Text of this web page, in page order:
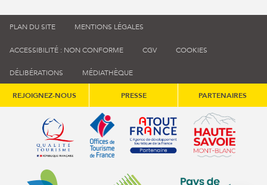
PLAN DU SITE MENTIONS LÉGALES
ACCESSIBILITÉ : NON CONFORME CGV COOKIES
DÉLIBÉRATIONS MÉDIATHÈQUE
REJOIGNEZ-NOUS PRESSE PARTENAIRES
Qualité tourisme (s'ouvre dans une nouvelle fenêtre)
Office de tourisme de France (s'ouvre
Atout France (s'ouvre dans
Annemasse Agglo (s'ouvre dans une nouvelle fenêtre)
Communauté de communes du
Communauté de